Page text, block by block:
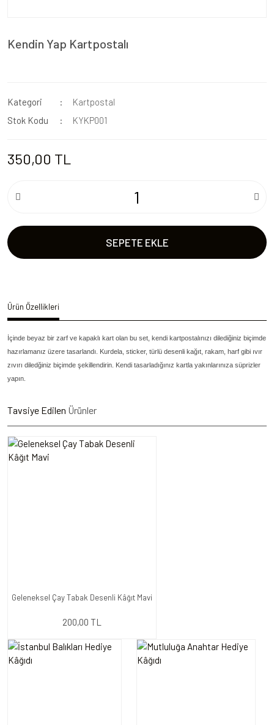
Kendin Yap Kartpostalı
Kategori
Kartpostal
Stok Kodu
KYKP001
350,00 TL
SEPETE EKLE
Ürün Özellikleri
İçinde beyaz bir zarf ve kapaklı kart olan bu set, kendi kartpostalınızı dilediğiniz biçimde
hazırlamanız üzere tasarlandı. Kurdela, sticker, türlü desenli kağıt, rakam, harf gibi ıvır
zıvırı diledğiniz biçimde şekillendirin. Kendi tasarladığınız kartla yakınlarınıza süprizler
yapın.
Tavsiye Edilen Ürünler
Geleneksel Çay Tabak Desenli Kâğıt Mavi
200,00 TL